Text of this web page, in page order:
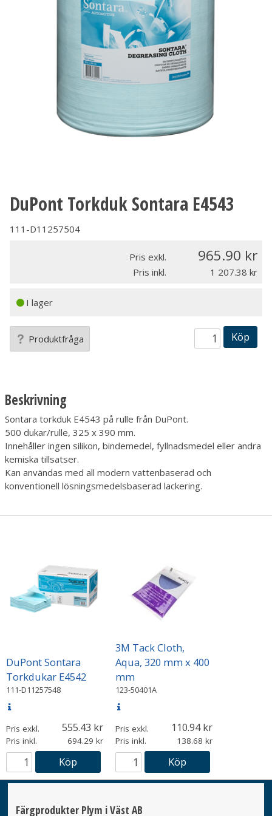
DuPont Torkduk Sontara E4543
111-D11257504
Pris exkl. 965.90
Pris inkl. 1 207.38
I lager
Produktfråga Köp
Beskrivning
Sontara torkduk E4543 på rulle från DuPont.
500 dukar/rulle, 325 x 390 mm.
Innehåller ingen silikon, bindemedel, fyllnadsmedel eller andra
kemiska tillsatser.
Kan användas med all modern vattenbaserad och
konventionell lösningsmedelsbaserad lackering.
DuPont Sontara
Torkdukar E4542
111-D11257548
Pris exkl. 555.43
Pris inkl. 694.29
Köp
3M Tack Cloth,
Aqua, 320 mm x 400
mm
123-50401A
Pris exkl. 110.94
Pris inkl. 138.68
Köp
Färgprodukter Plym i Väst AB